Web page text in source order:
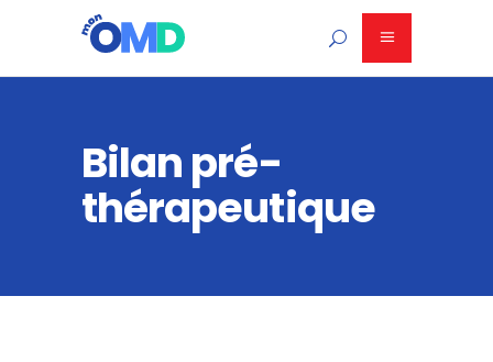
Bilan pré-
thérapeutique